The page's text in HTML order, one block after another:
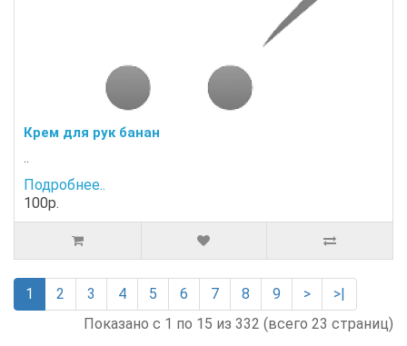
Крем для рук банан
..
Подробнее..
100р.
1 2 3 4 5 6 7 8 9 >
>|
Показано с 1 по 15 из 332 (всего 23 страниц)